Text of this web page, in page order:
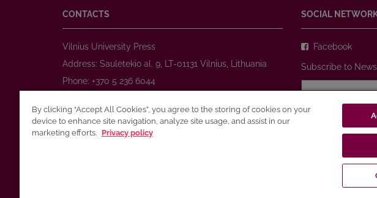
CONTACTS
Vilnius University Press
Address: Saulėtekio al. 9, LT-01131 Vilnius, Lithuania
Phone: +370 5 236 6044
E-mail:prekyba@leidykla.vu.lt
www.journals.vu.lt
SOCIAL
Facebook
Subscribe to
By clicking “Accept All Cookies”, you agree to the storing of cookies on your
device to enhance site navigation, analyze site usage, and assist in our
marketing efforts. Privacy policy